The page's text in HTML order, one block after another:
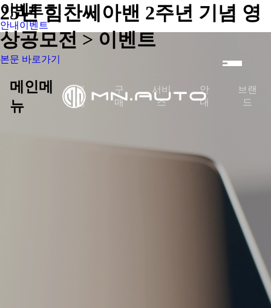
25년 힘찬쎄아밴 2주년 기념 영
상공모전 > 이벤트
본문 바로가기
메인메
뉴
모
델
구
매
서비
스
안
내
브랜
드
이벤트
안내 이벤트